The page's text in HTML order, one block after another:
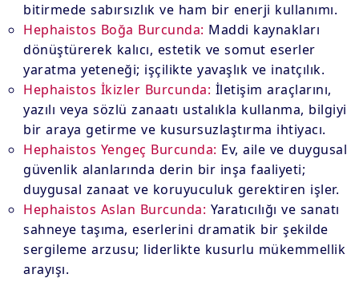
bitirmede sabırsızlık ve ham bir enerji kullanımı.
Hephaistos Boğa Burcunda: Maddi kaynakları
dönüştürerek kalıcı, estetik ve somut eserler
yaratma yeteneği; işçilikte yavaşlık ve inatçılık.
Hephaistos İkizler Burcunda: İletişim araçlarını,
yazılı veya sözlü zanaatı ustalıkla kullanma, bilgiyi
bir araya getirme ve kusursuzlaştırma ihtiyacı.
Hephaistos Yengeç Burcunda: Ev, aile ve duygusal
güvenlik alanlarında derin bir inşa faaliyeti;
duygusal zanaat ve koruyuculuk gerektiren işler.
Hephaistos Aslan Burcunda: Yaratıcılığı ve sanatı
sahneye taşıma, eserlerini dramatik bir şekilde
sergileme arzusu; liderlikte kusurlu mükemmellik
arayışı.